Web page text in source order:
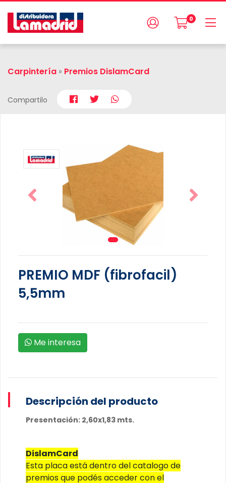
0
Carpintería » Premios DislamCard
Compartilo
PREMIO MDF (fibrofacil)
5,5mm
Me interesa
Descripción del producto
Presentación: 2,60x1,83 mts.
DislamCard
Esta placa está dentro del catalogo de
premios que podés acceder con el